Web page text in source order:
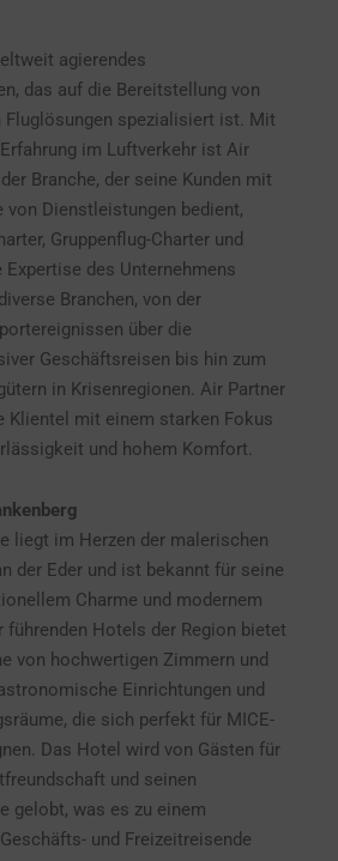
agierendes
das auf die Bereitstellung von
Fluglösungen spezialisiert ist. Mit
im Luftverkehr ist Air
Branche, der seine Kunden mit
von Dienstleistungen bedient,
Gruppenflug-Charter und
des Unternehmens
Branchen, von der
über die
Geschäftsreisen bis hin zum
in Krisenregionen. Air Partner
Klientel mit einem starken Fokus
und hohem Komfort.
liegt im Herzen der malerischen
der Eder und ist bekannt für seine
Charme und modernem
führenden Hotels der Region bietet
von hochwertigen Zimmern und
Einrichtungen und
die sich perfekt für MICE-
Das Hotel wird von Gästen für
und seinen
gelobt, was es zu einem
und Freizeitreisende